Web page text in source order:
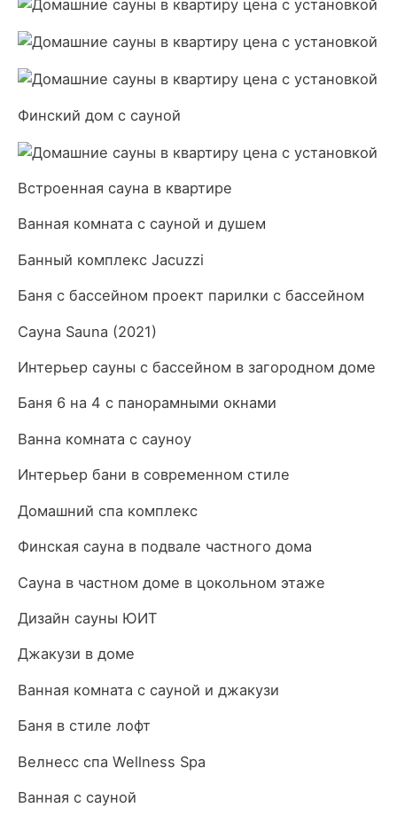
Финский дом с сауной
Встроенная сауна в квартире
Ванная комната с сауной и душем
Банный комплекс Jacuzzi
Баня с бассейном проект парилки с бассейном
Сауна Sauna (2021)
Интерьер сауны с бассейном в загородном доме
Баня 6 на 4 с панорамными окнами
Ванна комната с сауноу
Интерьер бани в современном стиле
Домашний спа комплекс
Финская сауна в подвале частного дома
Сауна в частном доме в цокольном этаже
Дизайн сауны ЮИТ
Джакузи в доме
Ванная комната с сауной и джакузи
Баня в стиле лофт
Велнесс спа Wellness Spa
Ванная с сауной